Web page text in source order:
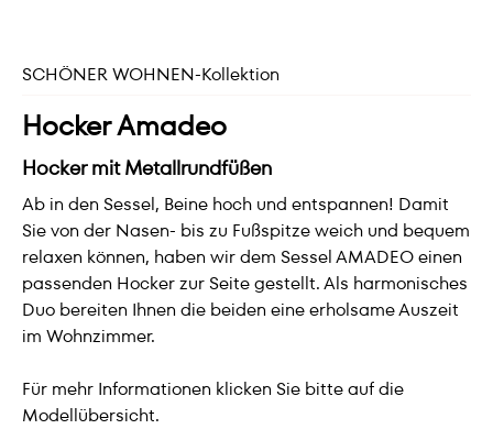
SCHÖNER WOHNEN-Kollektion
Hocker Amadeo
Hocker mit Metallrundfüßen
Ab in den Sessel, Beine hoch und entspannen! Damit
Sie von der Nasen- bis zu Fußspitze weich und bequem
relaxen können, haben wir dem Sessel AMADEO einen
passenden Hocker zur Seite gestellt. Als harmonisches
Duo bereiten Ihnen die beiden eine erholsame Auszeit
im Wohnzimmer.
Für mehr Informationen klicken Sie bitte auf die
Modellübersicht.